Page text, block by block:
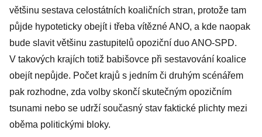
většinu sestava celostátních koaličních stran, protože tam
půjde hypoteticky obejít i třeba vítězné ANO, a kde naopak
bude slavit většinu zastupitelů opoziční duo ANO-SPD.
V takových krajích totiž babišovce při sestavování koalice
obejít nepůjde. Počet krajů s jedním či druhým scénářem
pak rozhodne, zda volby skončí skutečným opozičním
tsunami nebo se udrží současný stav faktické plichty mezi
oběma politickými bloky.